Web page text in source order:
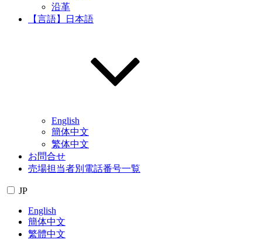
沿革
【言語】日本語
English
簡体中文
繁体中文
お問合せ
売場担当者別電話番号一覧
JP
English
簡体中文
繁體中文